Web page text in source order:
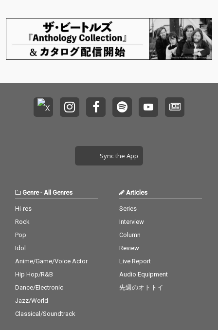
Sync the App
Genre-All Genres
Hi-res
Rock
Pop
Idol
Anime/Game/Voice Actor
Hip Hop/R&B
Dance/Electronic
Jazz/World
Classical/Soundtrack
Articles
Series
Interview
Column
Review
Live Report
Audio Equipment
先週のオトトイ